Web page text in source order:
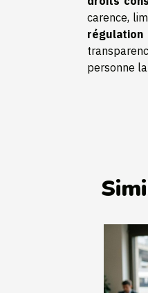
carence,
régulation
personne